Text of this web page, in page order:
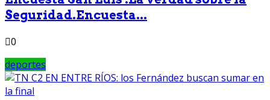
Seguridad.Encuesta...
0
deportes